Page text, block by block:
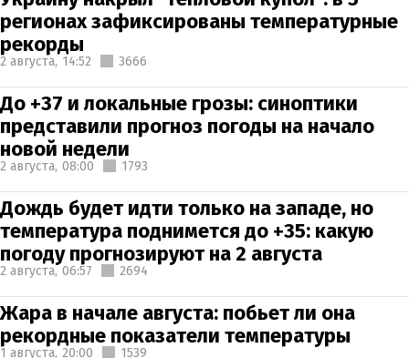
регионах зафиксированы температурные
рекорды
2 августа, 14:52 3666
До +37 и локальные грозы: синоптики
представили прогноз погоды на начало
новой недели
2 августа, 08:00 1793
Дождь будет идти только на западе, но
температура поднимется до +35: какую
погоду прогнозируют на 2 августа
2 августа, 06:57 2694
Жара в начале августа: побьет ли она
рекордные показатели температуры
1 августа, 20:00 1539